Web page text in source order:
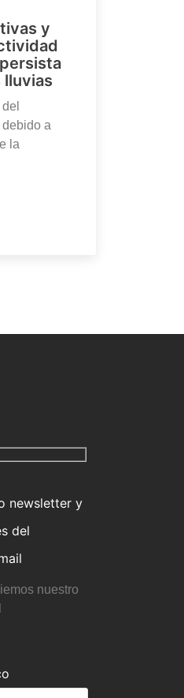
y
a
la
newsletter y
del
nuestro